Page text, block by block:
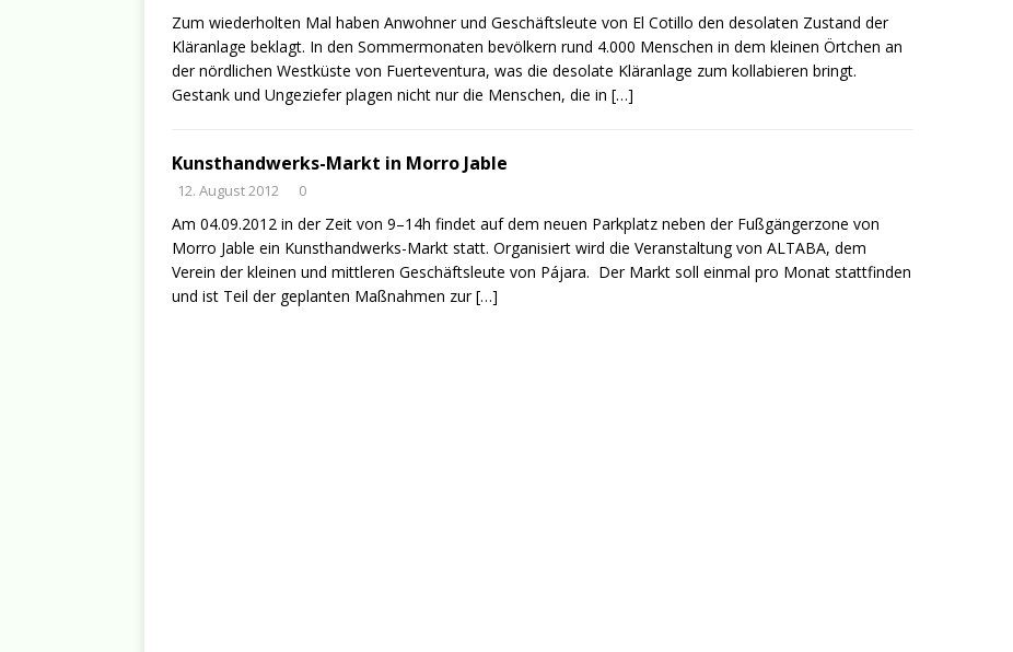
Zum wiederholten Mal haben Anwohner und Geschäftsleute von El Cotillo den desolaten Zustand der
Kläranlage beklagt. In den Sommermonaten bevölkern rund 4.000 Menschen in dem kleinen Örtchen an
der nördlichen Westküste von Fuerteventura, was die desolate Kläranlage zum kollabieren bringt.
Gestank und Ungeziefer plagen nicht nur die Menschen, die in […]
Kunsthandwerks-Markt in Morro Jable
12. August 2012 0
Am 04.09.2012 in der Zeit von 9–14h findet auf dem neuen Parkplatz neben der Fußgängerzone von
Morro Jable ein Kunsthandwerks-Markt statt. Organisiert wird die Veranstaltung von ALTABA, dem
Verein der kleinen und mittleren Geschäftsleute von Pájara. Der Markt soll einmal pro Monat stattfinden
und ist Teil der geplanten Maßnahmen zur[…]